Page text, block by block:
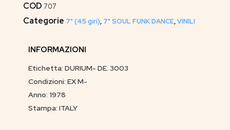
COD 707
Categorie 7" (45 giri), 7" SOUL FUNK DANCE,VINILI
INFORMAZIONI
Etichetta: DURIUM- DE. 3003
Condizioni: EX M-
Anno: 1978
Stampa: ITALY